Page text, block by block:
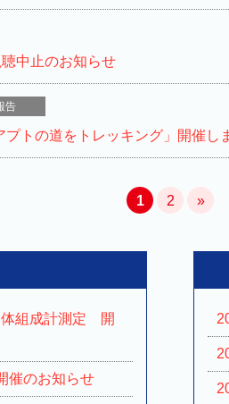
中止のお知らせ
告
トの道をトレッキング」開催し
1 2 »
体組成計測定 開
催のお知らせ